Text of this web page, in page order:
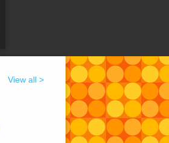
View all >